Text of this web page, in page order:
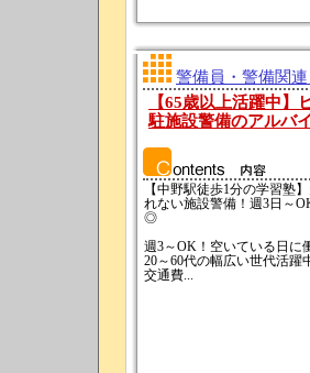
警備員・警備関
【65歳以上活躍中
駐施設警備のアルバ
【中野駅徒歩1分の学習塾
れない施設警備！週3日～
◎
週3～OK！空いている日
20～60代の幅広い世代活躍
交通費...